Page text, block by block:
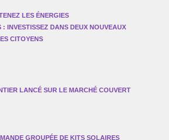
LES ÉNERGIES
INVESTISSEZ DANS DEUX NOUVEAUX
CITOYENS
LANCÉ SUR LE MARCHÉ COUVERT
GROUPÉE DE KITS SOLAIRES